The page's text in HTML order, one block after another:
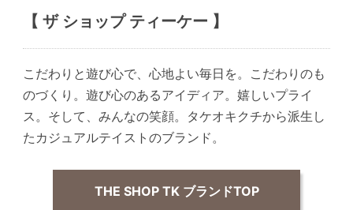
【 ザ ショップ ティーケー 】
こだわりと遊び心で、心地よい毎日を。こだわりのも
のづくり。遊び心のあるアイディア。嬉しいプライ
ス。そして、みんなの笑顔。タケオキクチから派生し
たカジュアルテイストのブランド。
THE SHOP TK ブランドTOP